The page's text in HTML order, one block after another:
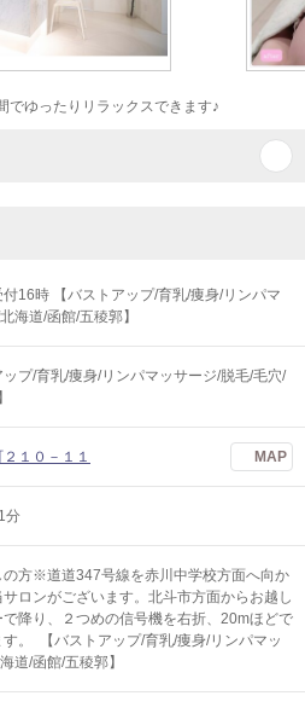
でゆったりリラックスできます♪
16時 【バストアップ/育乳/痩身/リンパマ
海道/函館/五稜郭】
プ/育乳/痩身/リンパマッサージ/脱毛/毛穴/
１０－１１ MAP
分
の方※道道347号線を赤川中学校方面へ向か
ロンがございます。北斗市方面からお越し
降り、２つめの信号機を右折、20mほどで
。 【バストアップ/育乳/痩身/リンパマッ
道/函館/五稜郭】